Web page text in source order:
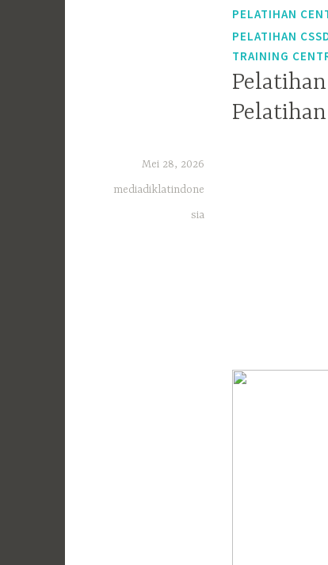
PELATIHAN
PELATIHAN
TRAINING
Pelatihan
Pelatihan
Mei 28, 2026
mediadiklatindone
sia